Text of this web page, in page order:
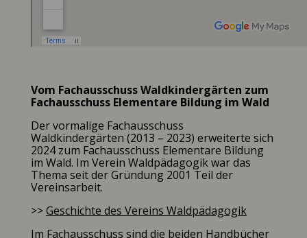
Vom Fachausschuss Waldkindergärten zum
Fachausschuss Elementare Bildung im Wald
Der vormalige Fachausschuss
Waldkindergärten (2013 – 2023) erweiterte sich
2024 zum Fachausschuss Elementare Bildung
im Wald. Im Verein Waldpädagogik war das
Thema seit der Gründung 2001 Teil der
Vereinsarbeit.
>>Geschichte des Vereins Waldpädagogik
Im Fachausschuss sind die beiden Handbücher